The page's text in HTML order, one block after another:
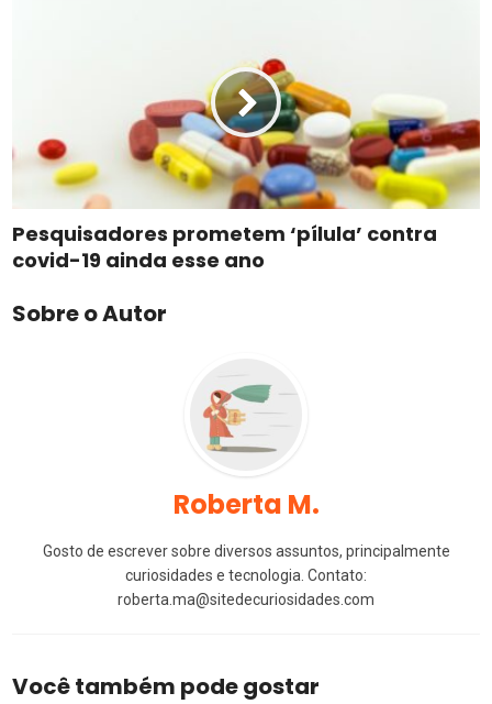
Pesquisadores prometem ‘pílula’ contra
covid-19 ainda esse ano
Sobre o Autor
Roberta M.
Gosto de escrever sobre diversos assuntos, principalmente
curiosidades e tecnologia. Contato:
roberta.ma@sitedecuriosidades.com
Você também pode gostar